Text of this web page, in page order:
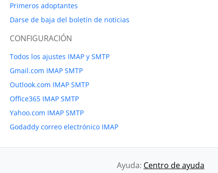
Primeros adoptantes
Darse de baja del boletín de noticias
CONFIGURACIÓN
Todos los ajustes IMAP y SMTP
Gmail.com IMAP SMTP
Outlook.com IMAP SMTP
Office365 IMAP SMTP
Yahoo.com IMAP SMTP
Godaddy correo electrónico IMAP
Ayuda: Centro de ayuda